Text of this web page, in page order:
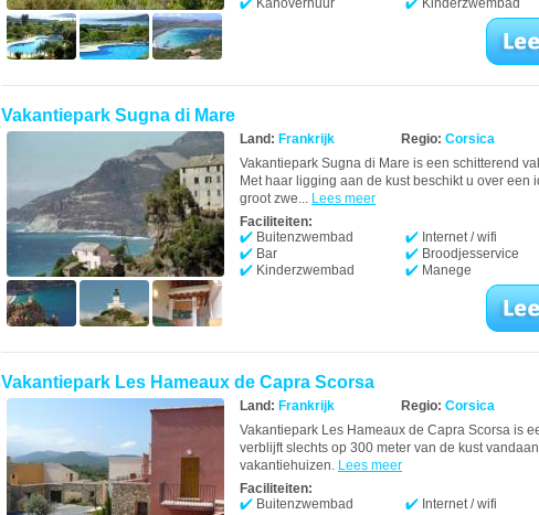
Kanoverhuur
Kinderzwembad
Vakantiepark Sugna di Mare
Land: Frankrijk Regio: Corsica
Vakantiepark Sugna di Mare is een schitterend
Met haar ligging aan de kust beschikt u over
groot zwe... Lees meer
Faciliteiten:
Buitenzwembad
Internet / wifi
Bar
Broodjesservice
Kinderzwembad
Manege
Vakantiepark Les Hameaux de Capra Scorsa
Land: Frankrijk Regio: Corsica
Vakantiepark Les Hameaux de Capra Scorsa is
verblijft slechts op 300 meter van de kust
vakantiehuizen. Lees meer
Faciliteiten:
Buitenzwembad
Internet / wifi